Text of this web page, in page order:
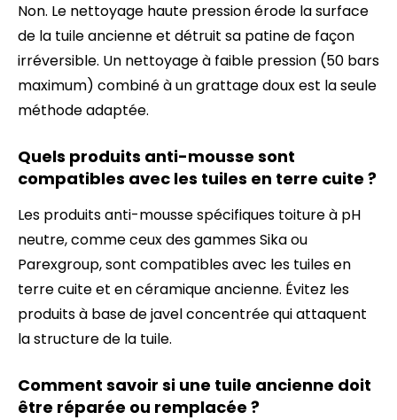
Non. Le nettoyage haute pression érode la surface
de la tuile ancienne et détruit sa patine de façon
irréversible. Un nettoyage à faible pression (50 bars
maximum) combiné à un grattage doux est la seule
méthode adaptée.
Quels produits anti-mousse sont
compatibles avec les tuiles en terre cuite ?
Les produits anti-mousse spécifiques toiture à pH
neutre, comme ceux des gammes Sika ou
Parexgroup, sont compatibles avec les tuiles en
terre cuite et en céramique ancienne. Évitez les
produits à base de javel concentrée qui attaquent
la structure de la tuile.
Comment savoir si une tuile ancienne doit
être réparée ou remplacée ?